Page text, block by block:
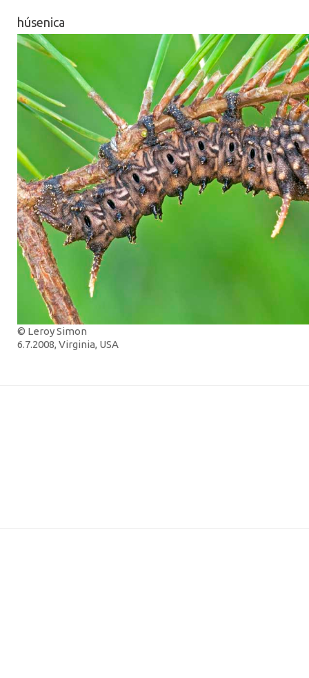
húsenica
© Leroy Simon
6.7.2008, Virginia, USA